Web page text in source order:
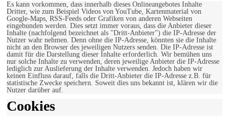
Es kann vorkommen, dass innerhalb dieses Onlineangebotes Inhalte
Dritter, wie zum Beispiel Videos von YouTube, Kartenmaterial von
Google-Maps, RSS-Feeds oder Grafiken von anderen Webseiten
eingebunden werden. Dies setzt immer voraus, dass die Anbieter dieser
Inhalte (nachfolgend bezeichnet als "Dritt-Anbieter") die IP-Adresse der
Nutzer wahr nehmen. Denn ohne die IP-Adresse, könnten sie die Inhalte
nicht an den Browser des jeweiligen Nutzers senden. Die IP-Adresse ist
damit für die Darstellung dieser Inhalte erforderlich. Wir bemühen uns
nur solche Inhalte zu verwenden, deren jeweilige Anbieter die IP-Adresse
lediglich zur Auslieferung der Inhalte verwenden. Jedoch haben wir
keinen Einfluss darauf, falls die Dritt-Anbieter die IP-Adresse z.B. für
statistische Zwecke speichern. Soweit dies uns bekannt ist, klären wir die
Nutzer darüber auf.
Cookies